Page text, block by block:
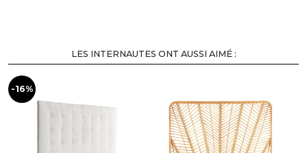
LES INTERNAUTES ONT AUSSI AIMÉ :
-16%